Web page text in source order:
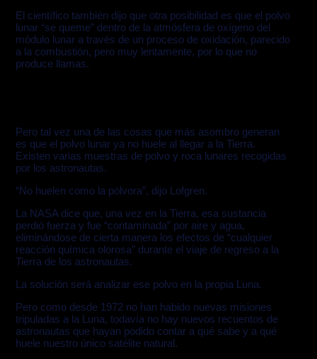
El científico también dijo que otra posibilidad es que el polvo
lunar “se queme” dentro de la atmósfera de oxígeno del
módulo lunar a través de un proceso de oxidación, parecido
a la combustión, pero muy lentamente, por lo que no
produce llamas.
Pero tal vez una de las cosas que más asombro generan
es que el polvo lunar ya no huele al llegar a la Tierra.
Existen varias muestras de polvo y roca lunares recogidas
por los astronautas.
“No huelen como la pólvora”, dijo Lofgren.
La NASA dice que, una vez en la Tierra, esa sustancia
perdió fuerza y fue “contaminada” por aire y agua,
eliminándose de cierta manera los efectos de “cualquier
reacción química olorosa” durante el viaje de regreso a la
Tierra de los astronautas.
La solución será analizar ese polvo en la propia Luna.
Pero como desde 1972 no han habido nuevas misiones
tripuladas a la Luna, todavía no hay nuevos recuentos de
astronautas que hayan podido contar a qué sabe y a qué
huele nuestro único satélite natural.